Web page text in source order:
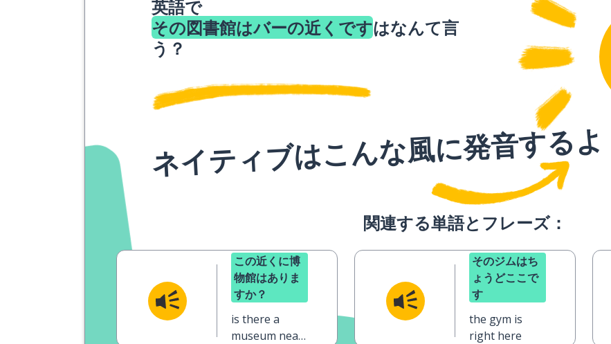
英語で
その図書館はバーの近くですはなんて言
う？
ネイティブはこんな風に発音するよ
関連する単語とフレーズ：
この近くに博
物館はありま
すか？
is there a
museum near
そのジムはち
ょうどここで
す
the gym is
right here